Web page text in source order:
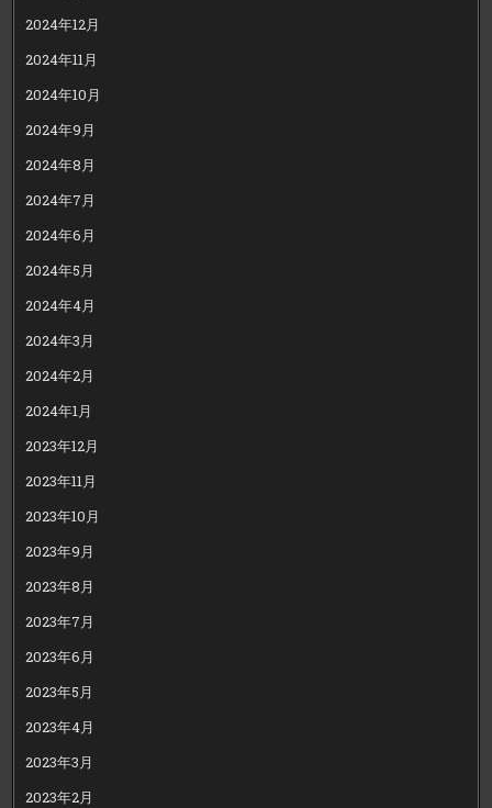
2024年12月
2024年11月
2024年10月
2024年9月
2024年8月
2024年7月
2024年6月
2024年5月
2024年4月
2024年3月
2024年2月
2024年1月
2023年12月
2023年11月
2023年10月
2023年9月
2023年8月
2023年7月
2023年6月
2023年5月
2023年4月
2023年3月
2023年2月